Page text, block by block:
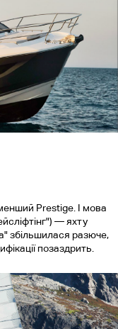
Prestige. І мова
— яхту
збільшилася разюче,
позаздрить.